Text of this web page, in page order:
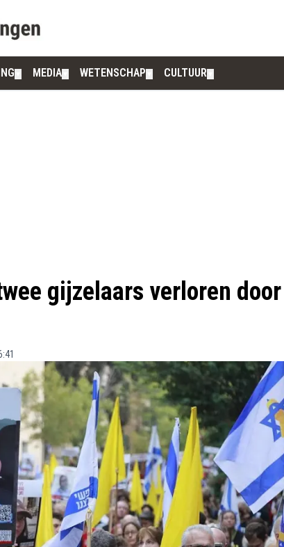
MEDIA WETENSCHAP CULTUUR
gijzelaars verloren door